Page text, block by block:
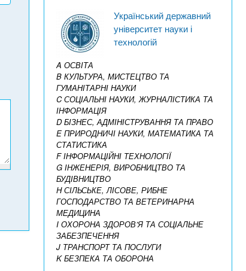
Український державний
університет науки і
технологій
A ОСВІТА
B КУЛЬТУРА, МИСТЕЦТВО ТА
ГУМАНІТАРНІ НАУКИ
C СОЦІАЛЬНІ НАУКИ, ЖУРНАЛІСТИКА ТА
ІНФОРМАЦІЯ
D БІЗНЕС, АДМІНІСТРУВАННЯ ТА ПРАВО
E ПРИРОДНИЧІ НАУКИ, МАТЕМАТИКА ТА
СТАТИСТИКА
F ІНФОРМАЦІЙНІ ТЕХНОЛОГІЇ
G ІНЖЕНЕРІЯ, ВИРОБНИЦТВО ТА
БУДІВНИЦТВО
H СІЛЬСЬКЕ, ЛІСОВЕ, РИБНЕ
ГОСПОДАРСТВО ТА ВЕТЕРИНАРНА
МЕДИЦИНА
I ОХОРОНА ЗДОРОВ’Я ТА СОЦІАЛЬНЕ
ЗАБЕЗПЕЧЕННЯ
J ТРАНСПОРТ ТА ПОСЛУГИ
K БЕЗПЕКА ТА ОБОРОНА